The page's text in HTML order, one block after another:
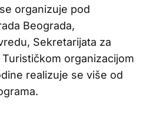
organizuje pod
Beograda,
Sekretarijata za
organizacijom
realizuje se više od